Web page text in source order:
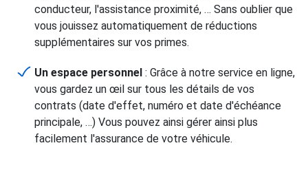
conducteur, l'assistance proximité, … Sans oublier que
vous jouissez automatiquement de réductions
supplémentaires sur vos primes.
Un espace personnel : Grâce à notre service en ligne,
vous gardez un œil sur tous les détails de vos
contrats (date d'effet, numéro et date d'échéance
principale, …) Vous pouvez ainsi gérer ainsi plus
facilement l'assurance de votre véhicule.